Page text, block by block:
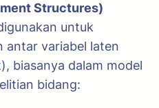
Structures)
untuk
antar variabel laten
biasanya dalam model
bidang: